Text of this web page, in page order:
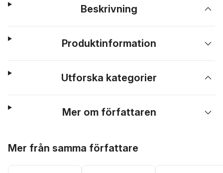
Beskrivning
Produktinformation
Utforska kategorier
Mer om författaren
Mer från samma författare